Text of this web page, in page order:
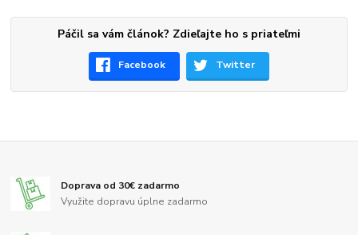
Páčil sa vám článok? Zdieľajte ho s priateľmi
Facebook Twitter
Doprava od 30€ zadarmo
Využite dopravu úplne zadarmo